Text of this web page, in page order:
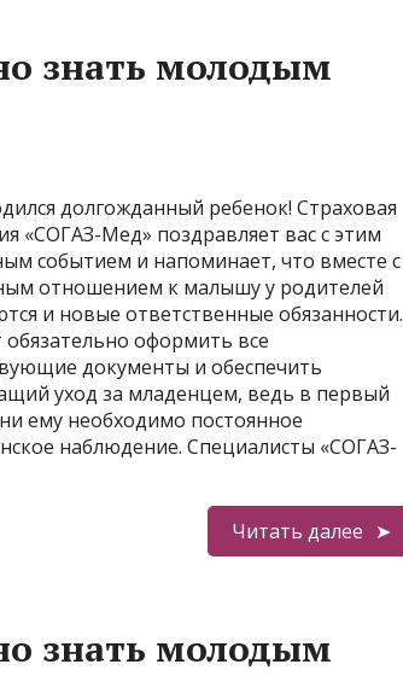
знать молодым
долгожданный ребенок! Страховая
«СОГАЗ-Мед» поздравляет вас с этим
событием и напоминает, что вместе с
отношением к малышу у родителей
и новые ответственные обязанности.
обязательно оформить все
документы и обеспечить
уход за младенцем, ведь в первый
ему необходимо постоянное
наблюдение. Специалисты «СОГАЗ-
Читать далее
знать молодым